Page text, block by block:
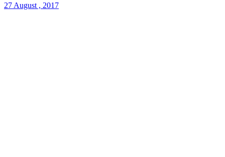
27 August , 2017